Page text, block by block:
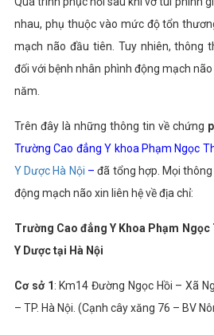
nhau, phụ thuộc vào mức độ tổn
mạch não đầu tiên. Tuy nhiên, thông
đối với bệnh nhân phình động mạch
năm.
Trên đây là những thông tin về chứng
Trường Cao đẳng Y khoa Phạm Ngọc
Y Dược Hà Nội –đã tổng hợp. Mọi
động mạch não xin liên hệ về địa chỉ:
Trường Cao đẳng Y Khoa Phạm
Y Dược tại Hà Nội
Cơ sở 1 : Km14 Đường Ngọc Hồi – Xã
– TP. Hà Nội. (Cạnh cây xăng 76 – BV